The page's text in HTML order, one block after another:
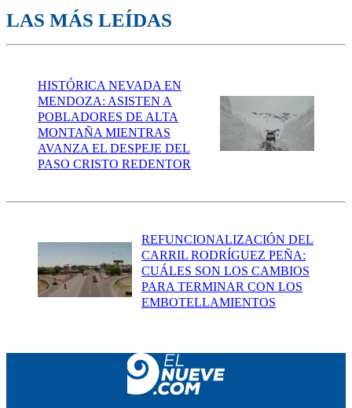
LAS MÁS LEÍDAS
HISTÓRICA NEVADA EN
MENDOZA: ASISTEN A
POBLADORES DE ALTA
MONTAÑA MIENTRAS
AVANZA EL DESPEJE DEL
PASO CRISTO REDENTOR
REFUNCIONALIZACIÓN DEL
CARRIL RODRÍGUEZ PEÑA:
CUÁLES SON LOS CAMBIOS
PARA TERMINAR CON LOS
EMBOTELLAMIENTOS